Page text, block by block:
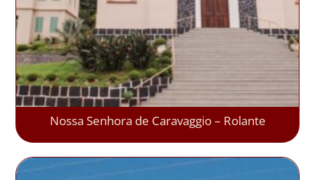
Nossa Senhora de Caravaggio – Rolante